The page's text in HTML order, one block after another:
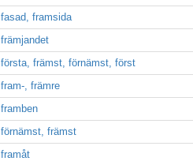
fasad, framsida
främjandet
första, främst, förnämst, först
fram-, främre
framben
förnämst, främst
framåt